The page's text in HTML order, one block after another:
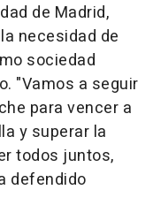
de Madrid,
necesidad de
sociedad
"Vamos a seguir
para vencer a
y superar la
todos juntos,
defendido